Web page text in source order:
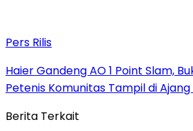
Pers Rilis
Haier Gandeng AO 1 Point Slam,
Petenis Komunitas Tampil di
Berita Terkait